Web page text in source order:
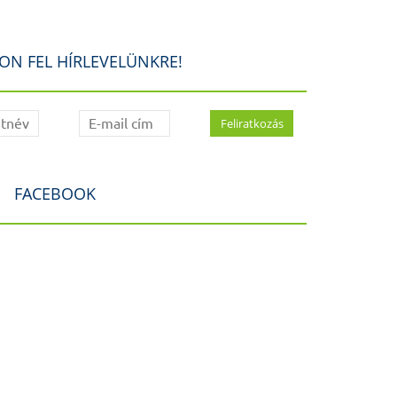
FEL HÍRLEVELÜNKRE!
FACEBOOK